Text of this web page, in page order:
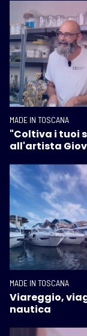
MADE IN TOSCANA
"Coltiva i tuoi
all'artista
MADE IN TOSCANA
Viareggio,
nautica